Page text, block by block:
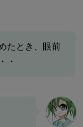
たとき、眼前
・